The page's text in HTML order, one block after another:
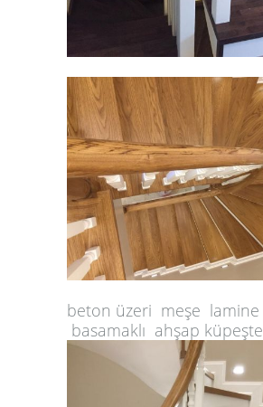
beton üzeri meşe lamine
basamaklı ahşap küpeşte